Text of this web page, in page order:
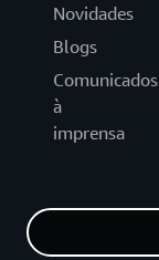
Novidades
Blogs
Comunicados
à
imprensa